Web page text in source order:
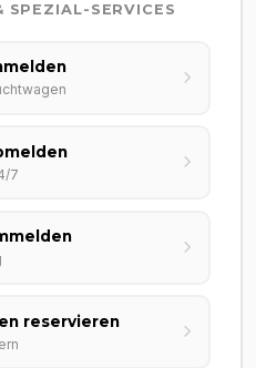
SPEZIAL-SERVICES
7
reservieren